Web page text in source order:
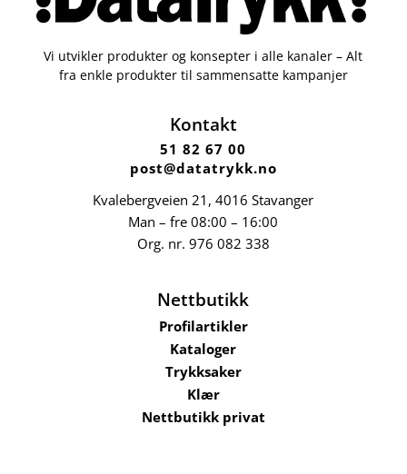
Vi utvikler produkter og konsepter i alle kanaler – Alt
fra enkle produkter til sammensatte kampanjer
Kontakt
51 82 67 00
post@datatrykk.no
Kvalebergveien 21 , 4016 Stavanger
Man – fre 08:00 – 16:00
Org. nr. 976 082 338
Nettbutikk
Profilartikler
Kataloger
Trykksaker
Klær
Nettbutikk privat